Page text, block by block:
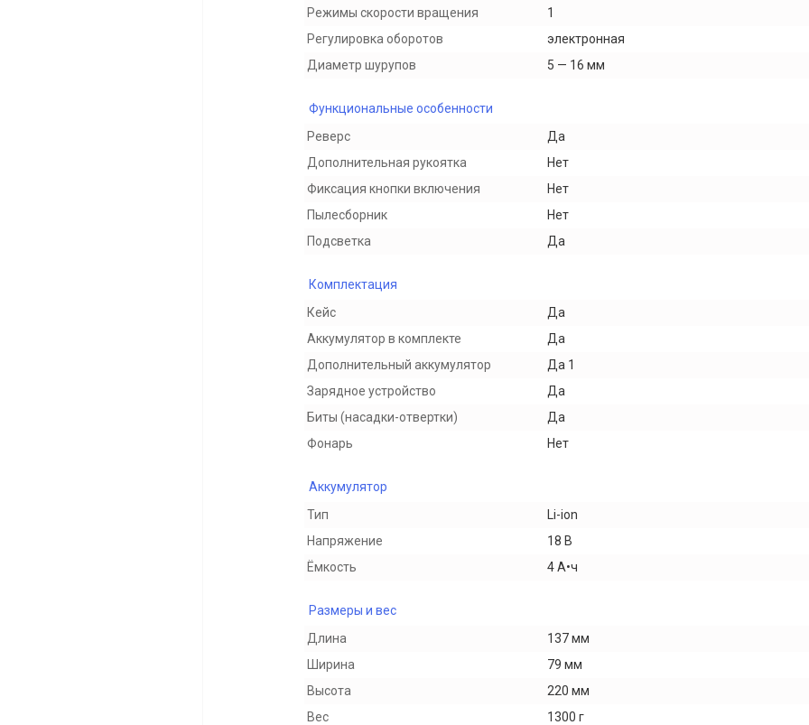
Режимы скорости вращения
1
Регулировка оборотов
электронная
Диаметр шурупов
5 — 16 мм
Функциональные особенности
Реверс
Да
Дополнительная рукоятка
Нет
Фиксация кнопки включения
Нет
Пылесборник
Нет
Подсветка
Да
Комплектация
Кейс
Да
Аккумулятор в комплекте
Да
Дополнительный аккумулятор
Да 1
Зарядное устройство
Да
Биты (насадки-отвертки)
Да
Фонарь
Нет
Аккумулятор
Тип
Li-ion
Напряжение
18 В
Ёмкость
4 А•ч
Размеры и вес
Длина
137 мм
Ширина
79 мм
Высота
220 мм
Вес
1300 г